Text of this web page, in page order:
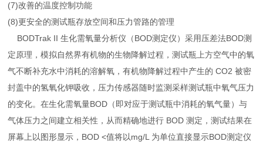
(7)改善的温度控制功能
(8)更安全的测试瓶存放空间和压力管路的管理
BODTrak II 生化需氧量分析仪（BOD测定仪）采用压差法BOD测
定原理，模拟自然界有机物的生物降解过程，测试瓶上方空气中的氧
气不断补充水中消耗的溶解氧，有机物降解过程中产生的 CO2 被密
封盖中的氢氧化钾吸收，压力传感器随时监测采样测试瓶中氧气压力
的变化。在生化需氧量BOD（即对应于测试瓶中消耗的氧气量）与
气体压力之间建立相关性，从而精确地进行 BOD 测定，测试结果在
屏幕上以图形显示，BOD <值将以mg/L 为单位直接显示BOD测定仪